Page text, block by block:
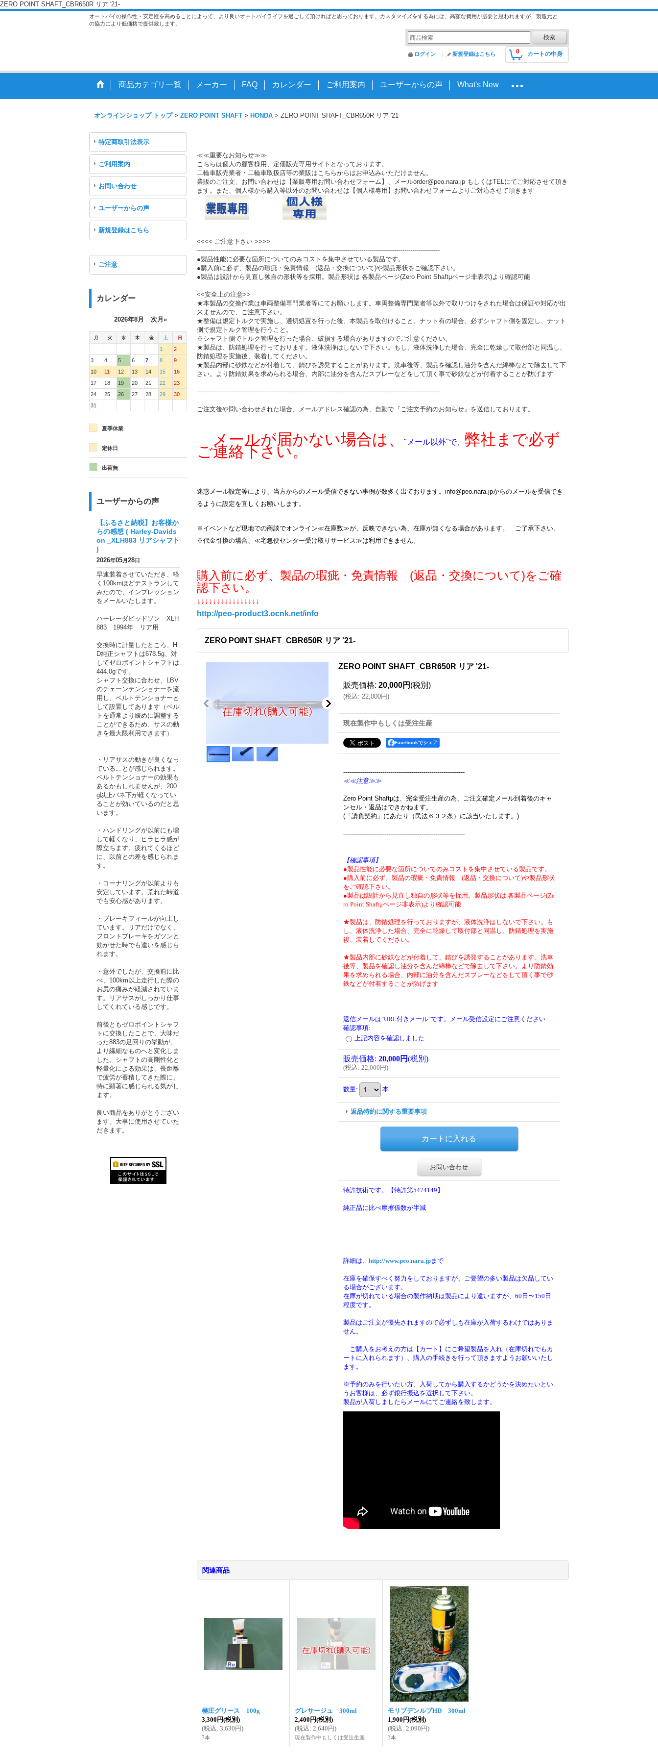
ZERO POINT SHAFT_CBR650R リア '21-
オートバイの操作性・安定性を高めることによって、より良いオートバイライフを過ごして頂ければと思っております。カスタマイズをする為には、高額な費用が必要と思われますが、製造元と
の協力により低価格で提供致します。
0 カートの中身
ログイン 新規登録はこちら
商品カテゴリ一覧 メーカー FAQ カレンダー ご利用案内 ユーザーからの声 What's New
オンラインショップ トップ > ZERO POINT SHAFT > HONDA > ZERO POINT SHAFT_CBR650R リア '21-
特定商取引法表示
ご利用案内
お問い合わせ
ユーザーからの声
新規登録はこちら
ご注意
カレンダー
2026年8月 次月»
月 火 水 木 金 土 日
1
2
3
4 5 6 7 8
9
10
11 12 13 14 15
16
17
18 19 20 21 22
23
24
25 26 27 28 29
30
31
夏季休業
定休日
出荷無
ユーザーからの声
【ふるさと納税】お客様か
らの感想 ( Harley-Davids
on _XLH883 リアシャフト
)
2026年05月28日
早速装着させていただき、軽
く100kmほどテストランして
みたので、インプレッション
をメールいたします。
ハーレーダビッドソン XLH
883 1994年 リア用
交換時に計量したところ、H
D純正シャフトは678.5g、対
してゼロポイントシャフトは
444.0gです。
シャフト交換に合わせ、LBV
のチェーンテンショナーを流
用し、ベルトテンショナーと
して設置してあります（ベル
トを通常より緩めに調整する
ことができるため、サスの動
きを最大限利用できます）
・リアサスの動きが良くなっ
ていることが感じられます。
ベルトテンショナーの効果も
あるかもしれませんが、200
g以上バネ下が軽くなってい
ることが効いているのだと思
います。
・ハンドリングが以前にも増
して軽くなり、ヒラヒラ感が
際立ちます。疲れてくるほど
に、以前との差を感じられま
す。
・コーナリングが以前よりも
安定しています。荒れた峠道
でも安心感があります。
・ブレーキフィールが向上し
ています。リアだけでなく、
フロントブレーキをガツンと
効かせた時でも違いを感じら
れます。
・意外でしたが、交換前に比
べ、100km以上走行した際の
お尻の痛みが軽減されていま
す。リアサスがしっかり仕事
してくれている感じです。
前後ともゼロポイントシャフ
トに交換したことで、大味だ
った883の足回りの挙動が、
より繊細なものへと変化しま
した。シャフトの高剛性化と
軽量化による効果は、長距離
で疲労が蓄積してきた際に、
特に顕著に感じられる気がし
ます。
良い商品をありがとうござい
ます。大事に使用させていた
だきます。
≪≪重要なお知らせ≫≫
こちらは個人の顧客様用、定価販売専用サイトとなっております。
二輪車販売業者・二輪車取扱店等の業販はこちらからはお申込みいただけません。
業販のご注文、お問い合わせは【業販専用お問い合わせフォーム】、メールorder@peo.nara.jp もしくはTELにてご対応させて頂き
ます。また、個人様から購入等以外のお問い合わせは【個人様専用】お問い合わせフォームよりご対応させて頂きます
<<<< ご注意下さい >>>>
----------------------------------------------------------------------------------------------------------------------------
●製品性能に必要な箇所についてのみコストを集中させている製品です。
●購入前に必ず、製品の瑕疵・免責情報 (返品・交換について)や製品形状をご確認下さい。
●製品は設計から見直し独自の形状等を採用。製品形状は 各製品ページ(Zero Point Shaftμページ非表示)より確認可能
<<安全上の注意>>
★本製品の交換作業は車両整備専門業者等にてお願いします。車両整備専門業者等以外で取りつけをされた場合は保証や対応が出
来ませんので、ご注意下さい。
★整備は規定トルクで実施し、適切処置を行った後、本製品を取付けること。ナット有の場合、必ずシャフト側を固定し、ナット
側で規定トルク管理を行うこと。
※シャフト側でトルク管理を行った場合、破損する場合がありますのでご注意ください。
★製品は、防錆処理を行っております。液体洗浄はしないで下さい。もし、液体洗浄した場合、完全に乾燥して取付部と同温し、
防錆処理を実施後、装着してください。
★製品内部に砂鉄などが付着して、錆びを誘発することがあります。洗車後等、製品を確認し油分を含んだ綿棒などで除去して下
さい。より防錆効果を求められる場合、内部に油分を含んだスプレーなどをして頂く事で砂鉄などが付着することが防げます
----------------------------------------------------------------------------------------------------------------------------
ご注文後や問い合わせされた場合、メールアドレス確認の為、自動で『ご注文予約のお知らせ』を送信しております。
メールが届かない場合は、 "メール以外"で、 弊社まで必ず
ご連絡下さい。
迷惑メール設定等により、当方からのメール受信できない事例が数多く出ております。info@peo.nara.jpからのメールを受信でき
るように設定を宜しくお願いします。
※イベントなど現地での商談でオンライン≪在庫数≫が、反映できない為、在庫が無くなる場合があります。 ご了承下さい。
※代金引換の場合、≪宅急便センター受け取りサービス≫は利用できません。
購入前に必ず、製品の瑕疵・免責情報 (返品・交換について)をご確
認下さい。
↓↓↓↓↓↓↓↓↓↓↓↓↓↓↓↓
http://peo-product3.ocnk.net/info
ZERO POINT SHAFT_CBR650R リア '21-
ZERO POINT SHAFT_CBR650R リア '21-
販売価格: 20,000円 (税別)
(税込: 22,000円)
現在製作中もしくは受注生産
Facebookでシェア
--------------------------------------------------------------
≪≪注意≫≫
Zero Point Shaftμは、完全受注生産の為、ご注文確定メール到着後のキャ
ンセル・返品はできかねます。
(「請負契約」にあたり（民法６３２条）に該当いたします。)
--------------------------------------------------------------
【確認事項】
●製品性能に必要な箇所についてのみコストを集中させている製品です。
●購入前に必ず、製品の瑕疵・免責情報 (返品・交換について)や製品形状
をご確認下さい。
●製品は設計から見直し独自の形状等を採用。製品形状は 各製品ページ(Ze
ro Point Shaftμページ非表示)より確認可能
★製品は、防錆処理を行っておりますが、液体洗浄はしないで下さい。も
し、液体洗浄した場合、完全に乾燥して取付部と同温し、防錆処理を実施
後、装着してください。
★製品内部に砂鉄などが付着して、錆びを誘発することがあります。洗車
後等、製品を確認し油分を含んだ綿棒などで除去して下さい。より防錆効
果を求められる場合、内部に油分を含んだスプレーなどをして頂く事で砂
鉄などが付着することが防げます
返信メールは"URL付きメール"です。メール受信設定にご注意ください
確認事項:
上記内容を確認しました
販売価格: 20,000円(税別)
(税込: 22,000円)
数量: 本
返品特約に関する重要事項
お問い合わせ
特許技術です。【特許第5474149】
純正品に比べ摩擦係数が半減
詳細は、 http://www.peo.nara.jpまで
在庫を確保すべく努力をしておりますが、ご要望の多い製品は欠品してい
る場合がございます。
在庫が切れている場合の製作納期は製品により違いますが、60日〜150日
程度です。
製品はご注文が優先されますので必ずしも在庫が入荷するわけではありま
せん。
ご購入をお考えの方は【カート】にご希望製品を入れ（在庫切れでもカ
ートに入れられます）、購入の手続きを行って頂きますようお願いいたし
ます。
※予約のみを行いたい方、入荷してから購入するかどうかを決めたいとい
うお客様は、必ず銀行振込を選択して下さい。
製品が入荷しましたらメールにてご連絡を致します。
関連商品
極圧グリース 100g
3,300円(税別)
(税込: 3,630円)
7本
グレサージュ 300ml
2,400円(税別)
(税込: 2,640円)
現在製作中もしくは受注生産
モリブデンルブHD 300ml
1,900円(税別)
(税込: 2,090円)
3本